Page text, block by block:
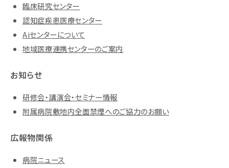
臨床研究センター
認知症疾患医療センター
Aiセンターについて
地域医療連携センターのご案内
お知らせ
研修会・講演会・セミナー情報
附属病院敷地内全面禁煙へのご協力のお願い
広報物関係
病院ニュース